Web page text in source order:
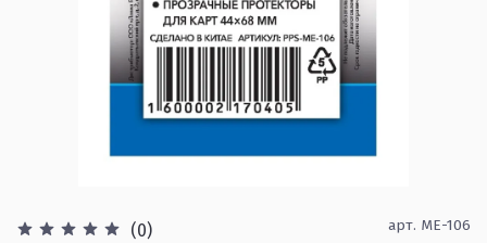
(0) арт. ME-106